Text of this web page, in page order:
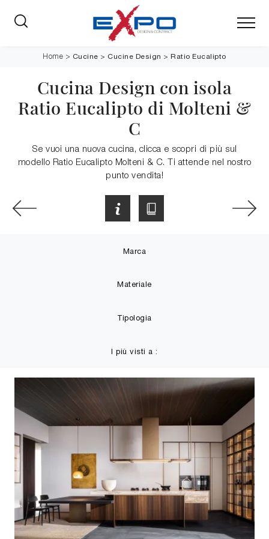
Home > Cucine > Cucine Design >Ratio Eucalipto
Cucina Design con isola
Ratio Eucalipto di Molteni &
C
Se vuoi una nuova cucina, clicca e scopri di più sul
modello Ratio Eucalipto Molteni & C. Ti attende nel nostro
punto vendita!
Marca
Materiale
Tipologia
I più visti a :